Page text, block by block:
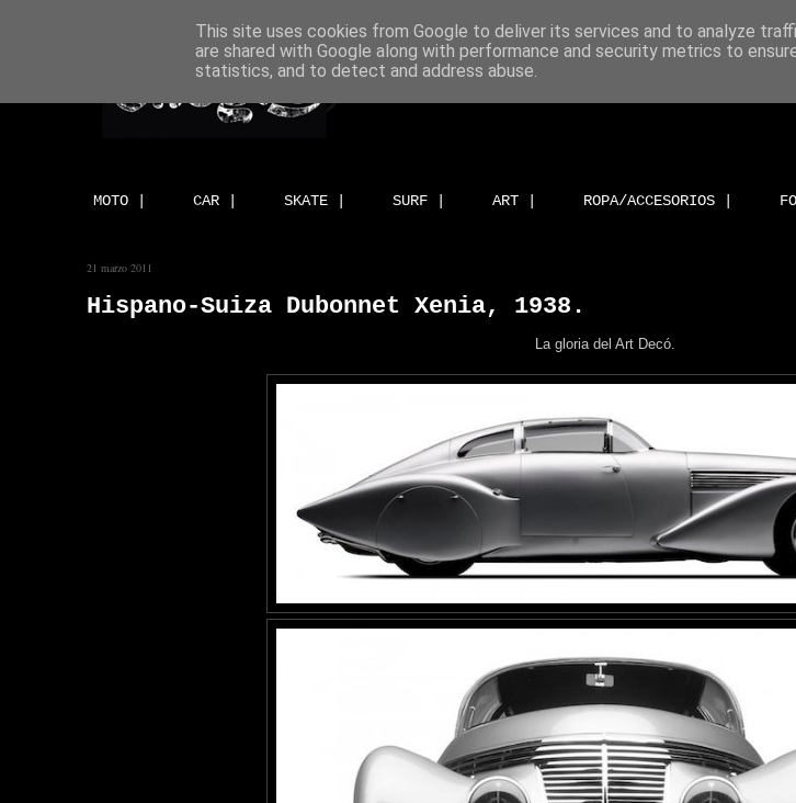
MOTO | CAR | SKATE | SURF | ART | ROPA/ACCESORIOS |
21 marzo 2011
Hispano-Suiza Dubonnet Xenia, 1938.
La gloria del Art Decó.
This site uses cookies from Google to deliver its services and to analyze
are shared with Google along with performance and security metrics to
statistics, and to detect and address abuse.